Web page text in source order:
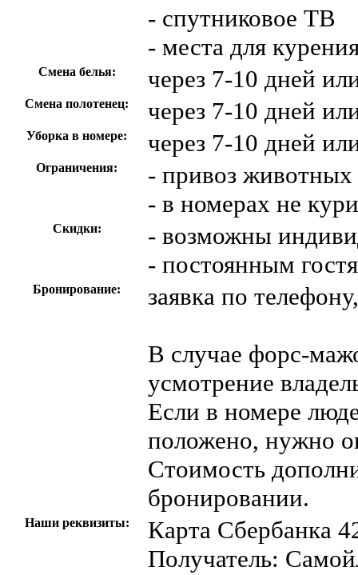
- спутниковое ТВ
- места для
Смена белья: через 7-10 дней
Смена полотенец: через 7-10 дней
Уборка в номере: через 7-10 дней
Ограничения:
- привоз животных
- в номерах не
Скидки:
- возможны
- постоянным
Бронирование: заявка по
В случае форс-
усмотрение
Если в номере
положено, нужно
Стоимость
бронировании.
Наши реквизиты:
Карта Сбербанка
Получатель: